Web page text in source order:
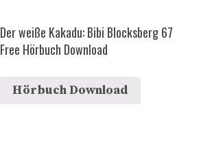
Der weiße Kakadu: Bibi Blocksberg 67
Free Hörbuch Download
Hörbuch Download